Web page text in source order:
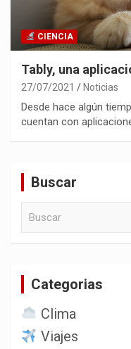
CIENCIA
Tably, una
27/07/2021 Noticias
Desde hace algún
cuentan con
Buscar
Categorias
Clima
Viajes